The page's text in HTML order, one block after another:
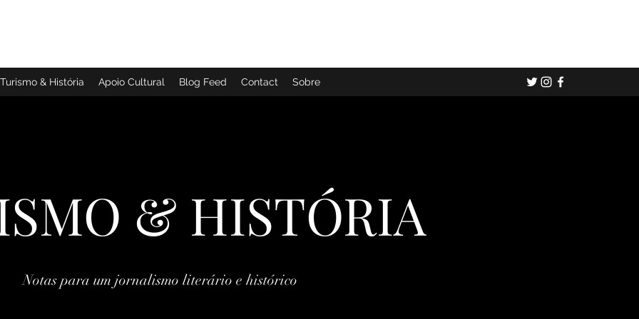
Turismo & História Apoio Cultural Blog Feed Contact Sobre
& HISTÓRIA
Notas para um jornalismo literário e histórico